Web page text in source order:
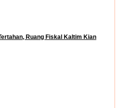
Ruang Fiskal Kaltim Kian